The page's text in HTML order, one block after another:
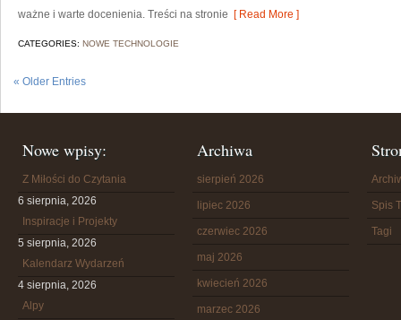
ważne i warte docenienia. Treści na stronie [ Read More ]
CATEGORIES: NOWE TECHNOLOGIE
« Older Entries
Nowe wpisy:
Z Miłości do Czytania
6 sierpnia, 2026
Inspiracje i Projekty
5 sierpnia, 2026
Kalendarz Wydarzeń
4 sierpnia, 2026
Alpy
Archiwa
sierpień 2026
lipiec 2026
czerwiec 2026
maj 2026
kwiecień 2026
marzec 2026
Spis
Tagi